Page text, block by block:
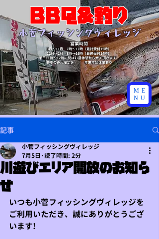
BBQ&釣り
​小菅フィッシングヴィレッジ
営業時間
3月～11月 7時～17時（最終受付15時）
​12月～2月 8時～16時（最終受付14時）
​平日11時～12時の間はお昼休憩取らせて頂きます。
​冬季のみ火曜定休 ／ 年末年始休業あり
ME
NU
記事
川遊びエリア開放のお知ら
せ
小菅フィッシングヴィレッジ
7月5日 読了時間: 2分
いつも小菅フィッシングヴィレッジを
ご利用いただき、誠にありがとうござ
います!